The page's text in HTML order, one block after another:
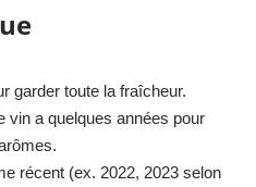
garder toute la fraîcheur.
vin a quelques années pour
récent (ex. 2022, 2023 selon